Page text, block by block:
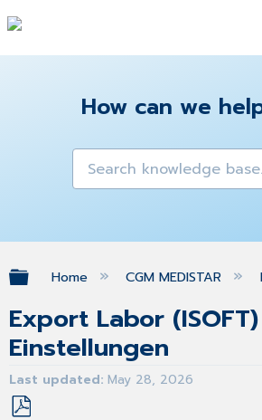
How can we
Expand/collapse
Home CGM MEDISTAR
Export Labor (ISOFT)
Einstellungen
Last updated May 28, 2026